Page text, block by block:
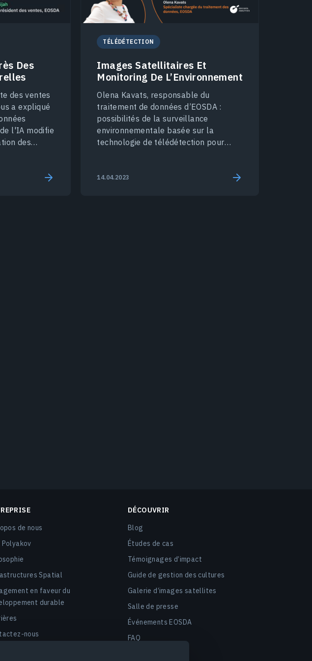
Des
des ventes
a expliqué
l'IA modifie
des
TÉLÉDÉTECTION
Images Satellitaires Et
Monitoring De L’Environnement
Olena Kavats, responsable du
traitement de données d’EOSDA :
possibilités de la surveillance
environnementale basée sur la
technologie de télédétection pour
14.04.2023
de nous
Polyakov
Spatial
en faveur du
durable
nous
DÉCOUVRIR
Blog
Études de cas
Témoignages d’impact
Guide de gestion des cultures
Galerie d’images satellites
Salle de presse
Événements EOSDA
FAQ